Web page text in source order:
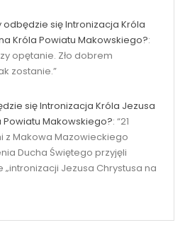
odbędzie się Intronizacja Króla
Króla Powiatu Makowskiego?:
opętanie. Zło dobrem
zostanie.”
się Intronizacja Króla Jezusa
Powiatu Makowskiego?: “21
z Makowa Mazowieckiego
Ducha Świętego przyjęli
„intronizacji Jezusa Chrystusa na